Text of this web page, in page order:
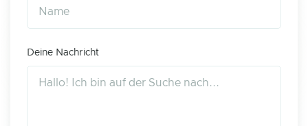
Deine Nachricht